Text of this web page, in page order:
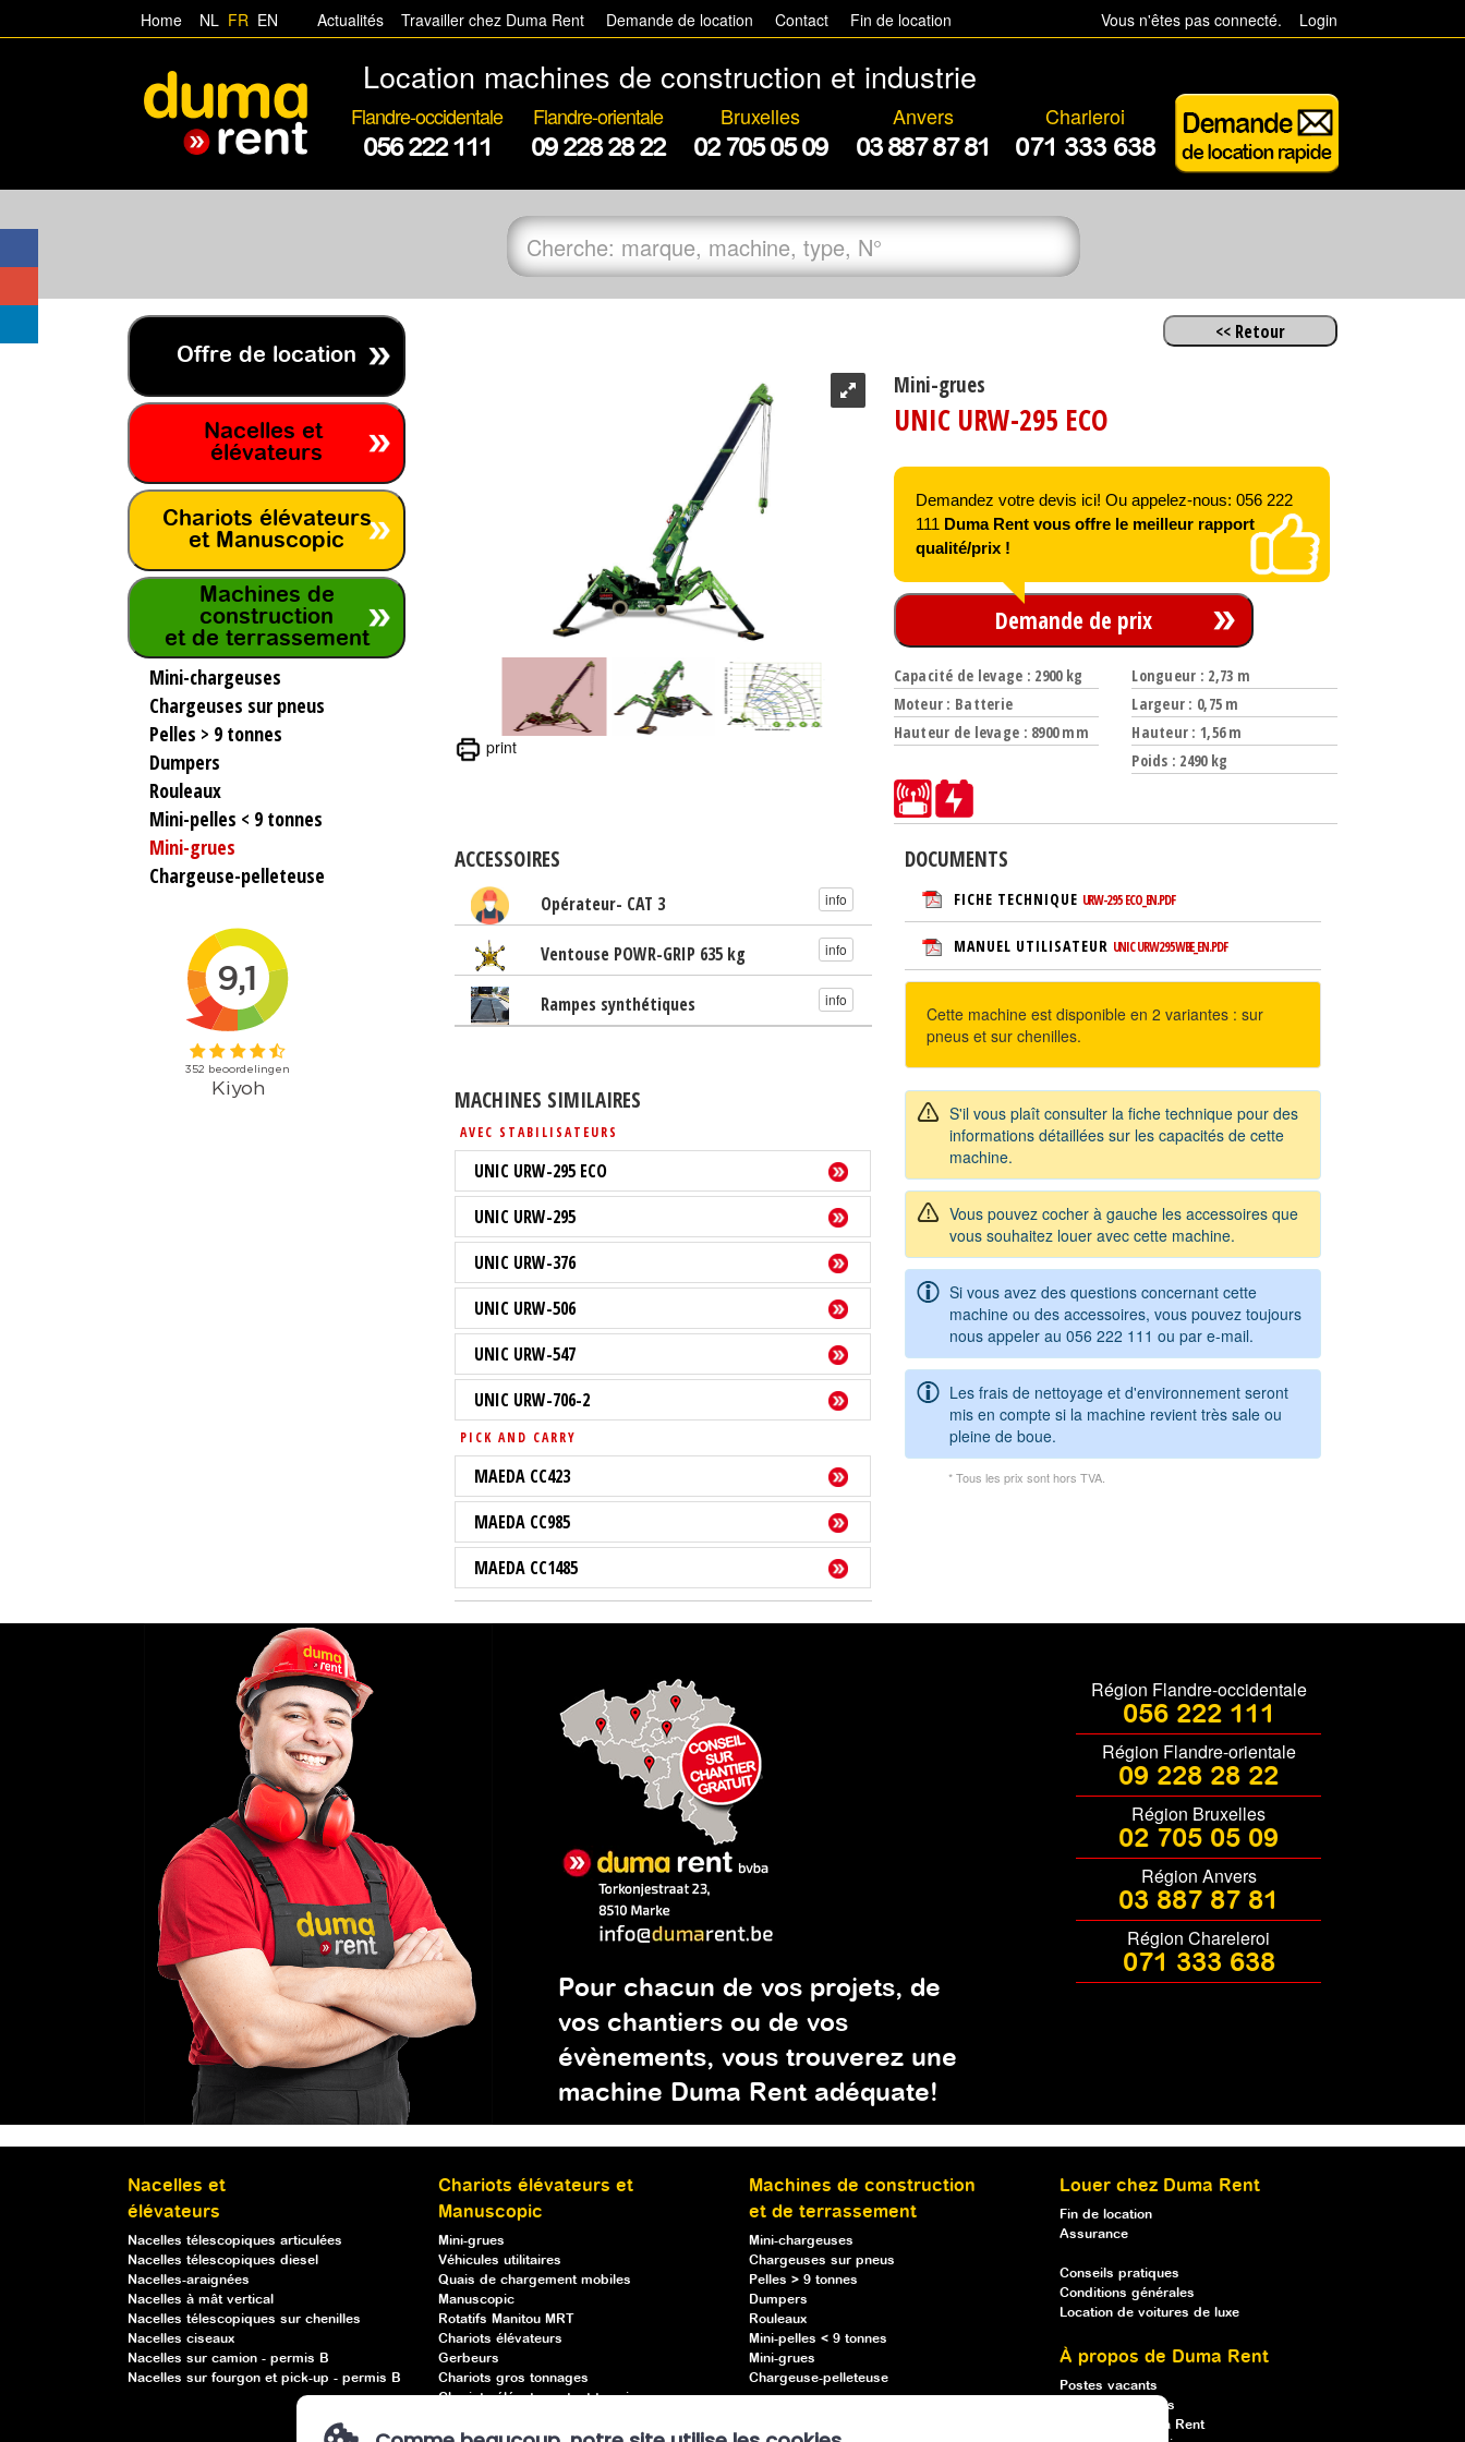
Home NL FR EN Actualités Travailler chez Duma Rent Demande de location Contact Fin de location Vous n'êtes pas connecté. Login
Location machines de construction et industrie
Flandre-occidentale
056 222 111
Flandre-orientale
09 228 28 22
Bruxelles
02 705 05 09
Anvers
03 887 87 81
Charleroi
071 333 638
print
Mini-grues
UNIC URW-295 ECO
Demandez votre devis ici! Ou appelez-nous: 056 222
111 Duma Rent vous offre le meilleur rapport
qualité/prix !
Demande de prix
Capacité de levage : 2900 kg
Moteur : Batterie
Hauteur de levage : 8900 mm
Longueur : 2,73 m
Largeur : 0,75 m
Hauteur : 1,56 m
Poids : 2490 kg
ACCESSOIRES
Opérateur- CAT 3 info
Ventouse POWR-GRIP 635 kg info
Rampes synthétiques info
MACHINES SIMILAIRES
AVEC STABILISATEURS
UNIC URW-295 ECO
UNIC URW-295
UNIC URW-376
UNIC URW-506
UNIC URW-547
UNIC URW-706-2
PICK AND CARRY
MAEDA CC423
MAEDA CC985
MAEDA CC1485
DOCUMENTS
FICHE TECHNIQUE URW-295 ECO_EN.PDF
MANUEL UTILISATEUR UNIC URW295WBE_EN.PDF
Cette machine est disponible en 2 variantes : sur
pneus et sur chenilles.
S'il vous plaît consulter la fiche technique pour des
informations détaillées sur les capacités de cette
machine.
Vous pouvez cocher à gauche les accessoires que
vous souhaitez louer avec cette machine.
Si vous avez des questions concernant cette
machine ou des accessoires, vous pouvez toujours
nous appeler au 056 222 111 ou par e-mail.
Les frais de nettoyage et d'environnement seront
mis en compte si la machine revient très sale ou
pleine de boue.
* Tous les prix sont hors TVA.
Offre de location
Nacelles et
élévateurs
Chariots élévateurs
et Manuscopic
Machines de
construction
et de terrassement
Mini-chargeuses
Chargeuses sur pneus
Pelles > 9 tonnes
Dumpers
Rouleaux
Mini-pelles < 9 tonnes
Mini-grues
Chargeuse-pelleteuse
Pour chacun de vos projets, de
vos chantiers ou de vos
évènements, vous trouverez une
machine Duma Rent adéquate!
Région Flandre-occidentale
056 222 111
Région Flandre-orientale
09 228 28 22
Région Bruxelles
02 705 05 09
Région Anvers
03 887 87 81
Région Chareleroi
071 333 638
Nacelles et
élévateurs
Nacelles télescopiques articulées
Nacelles télescopiques diesel
Nacelles-araignées
Nacelles à mât vertical
Nacelles télescopiques sur chenilles
Nacelles ciseaux
Nacelles sur camion - permis B
Nacelles sur fourgon et pick-up - permis B
Chariots élévateurs et
Manuscopic
Mini-grues
Véhicules utilitaires
Quais de chargement mobiles
Manuscopic
Rotatifs Manitou MRT
Chariots élévateurs
Gerbeurs
Chariots gros tonnages
Chariots élévateurs tout terrain
Ventouses
Machines de construction
et de terrassement
Mini-chargeuses
Chargeuses sur pneus
Pelles > 9 tonnes
Dumpers
Rouleaux
Mini-pelles < 9 tonnes
Mini-grues
Chargeuse-pelleteuse
Louer chez Duma Rent
Fin de location
Assurance
Conseils pratiques
Conditions générales
Location de voitures de luxe
À propos de Duma Rent
Postes vacants
Qui sommes-nous
Louer chez Duma Rent